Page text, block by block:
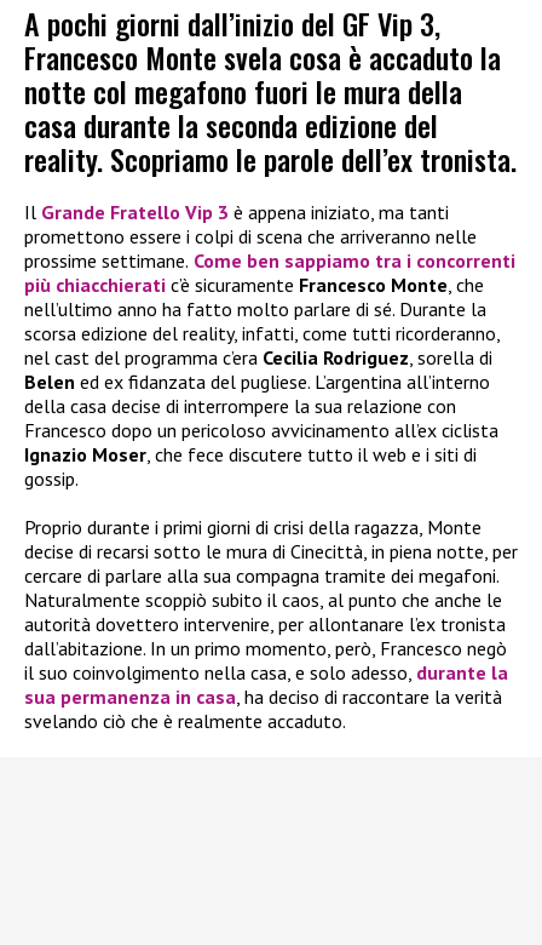
A pochi giorni dall’inizio del GF Vip 3,
Francesco Monte svela cosa è accaduto la
notte col megafono fuori le mura della
casa durante la seconda edizione del
reality. Scopriamo le parole dell’ex tronista.
Il Grande Fratello Vip 3 è appena iniziato, ma tanti
promettono essere i colpi di scena che arriveranno nelle
prossime settimane. Come ben sappiamo tra i concorrenti
più chiacchierati c’è sicuramente Francesco Monte, che
nell’ultimo anno ha fatto molto parlare di sé. Durante la
scorsa edizione del reality, infatti, come tutti ricorderanno,
nel cast del programma c’era Cecilia Rodriguez, sorella di
Belen ed ex fidanzata del pugliese. L’argentina all’interno
della casa decise di interrompere la sua relazione con
Francesco dopo un pericoloso avvicinamento all’ex ciclista
Ignazio Moser, che fece discutere tutto il web e i siti di
gossip.
Proprio durante i primi giorni di crisi della ragazza, Monte
decise di recarsi sotto le mura di Cinecittà, in piena notte, per
cercare di parlare alla sua compagna tramite dei megafoni.
Naturalmente scoppiò subito il caos, al punto che anche le
autorità dovettero intervenire, per allontanare l’ex tronista
dall’abitazione. In un primo momento, però, Francesco negò
il suo coinvolgimento nella casa, e solo adesso, durante la
sua permanenza in casa, ha deciso di raccontare la verità
svelando ciò che è realmente accaduto.